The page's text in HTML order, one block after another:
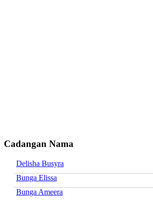
Cadangan Nama
Delisha Busyra
Bunga Elissa
Bunga Ameera